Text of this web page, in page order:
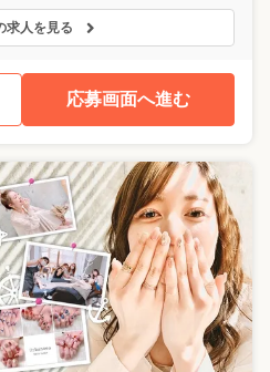
求人を見る
応募画面へ進む